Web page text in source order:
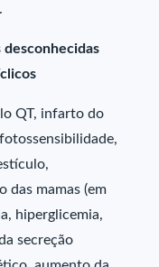
desconhecidas
QT, infarto do
das mamas (em
hiperglicemia,
secreção